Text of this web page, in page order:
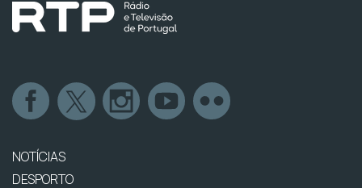
NOTÍCIAS
DESPORTO